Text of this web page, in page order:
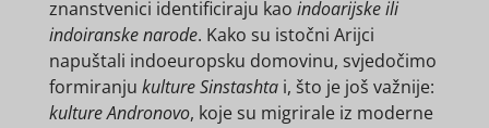
znanstvenici identificiraju kao indoarijske ili
indoiranske narode. Kako su istočni Arijci
napuštali indoeuropsku domovinu, svjedočimo
formiranju kulture Sinstashtai, što je još važnije:
kulture Andronovo, koje su migrirale iz moderne